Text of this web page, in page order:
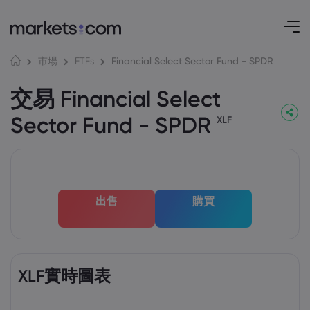
市場 ETFs Financial Select Sector Fund - SPDR
交易 Financial Select
Sector Fund - SPDR XLF
出售 購買
XLF實時圖表